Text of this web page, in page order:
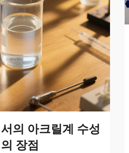
의 아크릴계 수성
장점